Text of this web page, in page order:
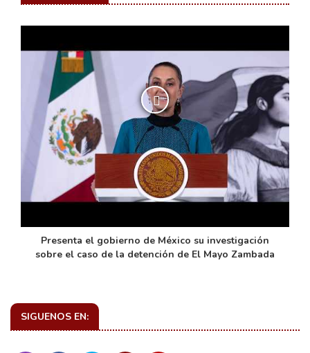
Presenta el gobierno de México su investigación
sobre el caso de la detención de El Mayo Zambada
SIGUENOS EN: